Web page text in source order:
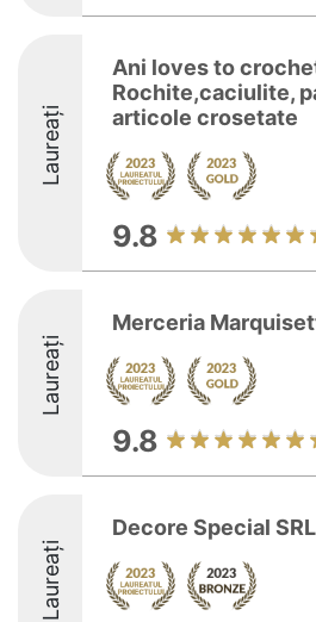
Laureați
Ani loves to
Rochite,caciulite,
articole crosetate
9.8
Laureați
Merceria
9.8
Laureați
Decore Special SRL